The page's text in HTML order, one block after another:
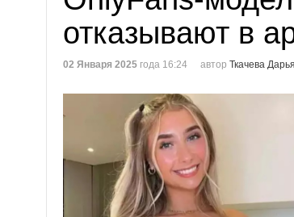
отказывают в
02 Января 2025 года 16:24 автор Ткачева Дарья